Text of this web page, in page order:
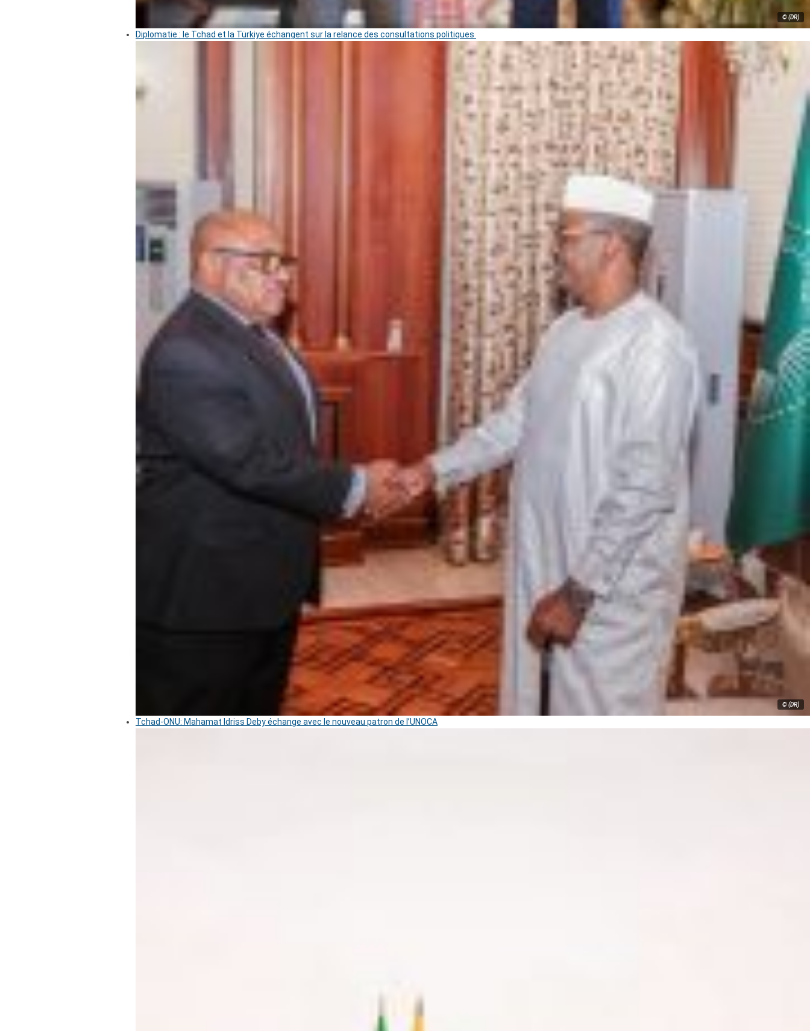
© (DR)
Diplomatie : le Tchad et la Türkiye échangent sur la relance des consultations politiques
© (DR)
Tchad-ONU: Mahamat Idriss Deby échange avec le nouveau patron de l’UNOCA